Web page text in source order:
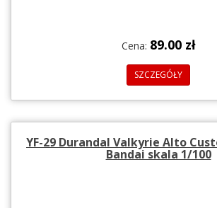
Cena: 89.00 zł
SZCZEGÓŁY
YF-29 Durandal Valkyrie Alto
Bandai skala 1/100